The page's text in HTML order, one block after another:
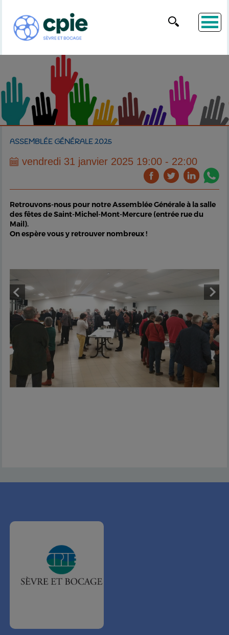
ASSEMBLÉE GÉNÉRALE 2025
vendredi 31 janvier 2025 19:00 - 22:00
Retrouvons-nous pour notre Assemblée Générale à la salle
des fêtes de Saint-Michel-Mont-Mercure (entrée rue du
Mail).
On espère vous y retrouver nombreux !